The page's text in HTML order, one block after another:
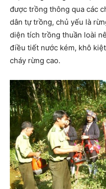
được trồng thông qua các
dân tự trồng, chủ yếu là
diện tích trồng thuần loài
điều tiết nước kém, khô
cháy rừng cao.